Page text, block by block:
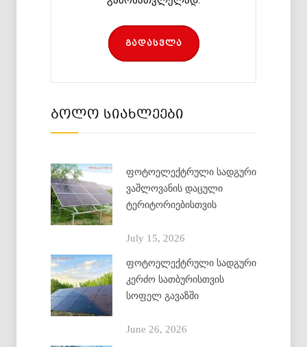
გადასვლა
ბოლო სიახლეები
ფოტოელექტრული სადგური
ვაშლოვანის დაცული
ტერიტორიებისთვის
July 15, 2026
ფოტოელექტრული სადგური
კერძო სათბურისთვის
სოფელ გავაზში
June 26, 2026